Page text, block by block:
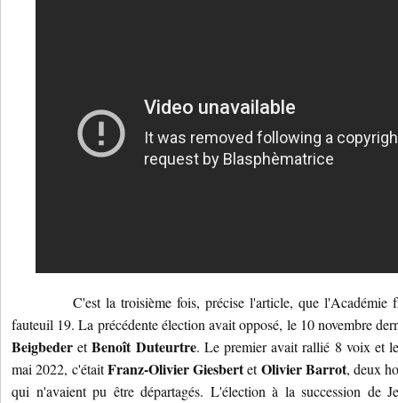
C'est la troisième fois, précise l'article, que l'Académie
fauteuil 19. La précédente élection avait opposé, le 10 novembre
Beigbeder etBenoît Duteurtre. Le premier avait rallié 8 voix et
mai 2022, c'étaitFranz-Olivier GiesbertetOlivier Barrot, deux
qui n'avaient pu être départagés. L'élection à la succession de